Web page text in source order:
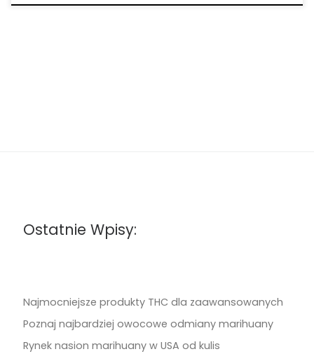
Ostatnie Wpisy:
Najmocniejsze produkty THC dla zaawansowanych
Poznaj najbardziej owocowe odmiany marihuany
Rynek nasion marihuany w USA od kulis